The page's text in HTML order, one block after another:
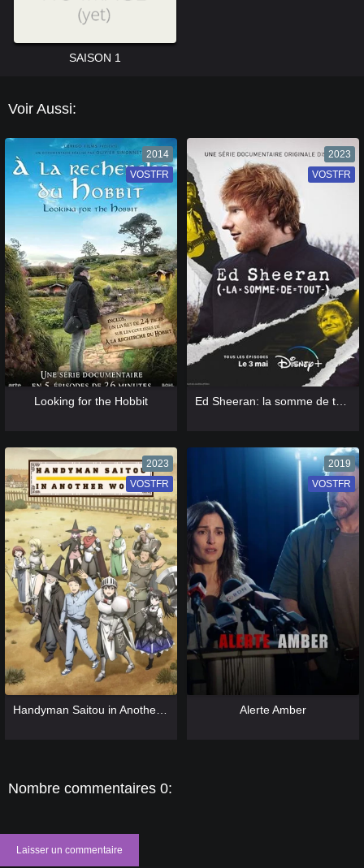
SAISON 1
Voir Aussi:
2014
VF
VOSTFR
Looking for the Hobbit
2023
VF
VOSTFR
2023
VF
VOSTFR
2019
VF
VOSTFR
Alerte Amber
Nombre commentaires 0:
Laisser un commentaire